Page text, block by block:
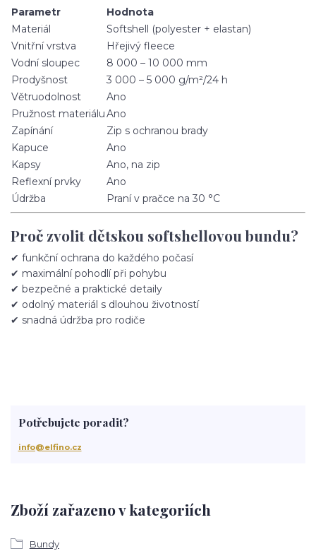
Parametr
Hodnota
Materiál
Softshell (polyester + elastan)
Vnitřní vrstva
Hřejivý fleece
Vodní sloupec
8 000 – 10 000 mm
Prodyšnost
3 000 – 5 000 g/m²/24 h
Větruodolnost
Ano
Pružnost materiáluAno
Zapínání
Zip s ochranou brady
Kapuce
Ano
Kapsy
Ano, na zip
Reflexní prvky
Ano
Údržba
Praní v pračce na 30 °C
Proč zvolit dětskou softshellovou bundu?
✔ funkční ochrana do každého počasí
✔ maximální pohodlí při pohybu
✔ bezpečné a praktické detaily
✔ odolný materiál s dlouhou životností
✔ snadná údržba pro rodiče
Zboží zařazeno v kategoriích
Bundy
Potřebujete poradit?
info@elfino.cz